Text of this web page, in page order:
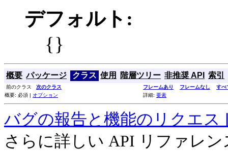
デフォルト:
{}
概要 パッケージ クラス 使用 階層ツリー 非推奨 API 索引
前のクラス 次のクラス フレームあり フレームなし
すべ
概要: 必須 | オプション 詳細: 要素
バグの報告と機能のリクエス
さらに詳しい API リファレ